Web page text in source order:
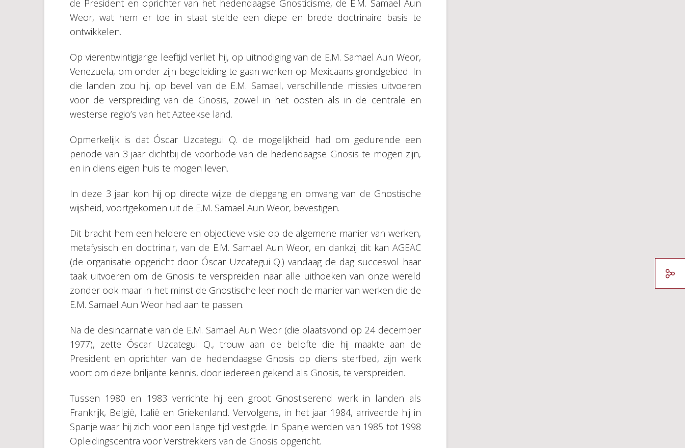
de President en oprichter van het hedendaagse Gnosticisme, de E.M. Samael Aun
Weor, wat hem er toe in staat stelde een diepe en brede doctrinaire basis te
ontwikkelen.
Op vierentwintigjarige leeftijd verliet hij, op uitnodiging van de E.M. Samael Aun Weor,
Venezuela, om onder zijn begeleiding te gaan werken op Mexicaans grondgebied. In
die landen zou hij, op bevel van de E.M. Samael, verschillende missies uitvoeren
voor de verspreiding van de Gnosis, zowel in het oosten als in de centrale en
westerse regio’s van het Azteekse land.
Opmerkelijk is dat Óscar Uzcategui Q. de mogelijkheid had om gedurende een
periode van 3 jaar dichtbij de voorbode van de hedendaagse Gnosis te mogen zijn,
en in diens eigen huis te mogen leven.
In deze 3 jaar kon hij op directe wijze de diepgang en omvang van de Gnostische
wijsheid, voortgekomen uit de E.M. Samael Aun Weor, bevestigen.
Dit bracht hem een heldere en objectieve visie op de algemene manier van werken,
metafysisch en doctrinair, van de E.M. Samael Aun Weor, en dankzij dit kan AGEAC
(de organisatie opgericht door Óscar Uzcategui Q.) vandaag de dag succesvol haar
taak uitvoeren om de Gnosis te verspreiden naar alle uithoeken van onze wereld
zonder ook maar in het minst de Gnostische leer noch de manier van werken die de
E.M. Samael Aun Weor had aan te passen.
Na de desincarnatie van de E.M. Samael Aun Weor (die plaatsvond op 24 december
1977), zette Óscar Uzcategui Q., trouw aan de belofte die hij maakte aan de
President en oprichter van de hedendaagse Gnosis op diens sterfbed, zijn werk
voort om deze briljante kennis, door iedereen gekend als Gnosis, te verspreiden.
Tussen 1980 en 1983 verrichte hij een groot Gnostiserend werk in landen als
Frankrijk, België, Italië en Griekenland. Vervolgens, in het jaar 1984, arriveerde hij in
Spanje waar hij zich voor een lange tijd vestigde. In Spanje werden van 1985 tot 1998
Opleidingscentra voor Verstrekkers van de Gnosis opgericht.